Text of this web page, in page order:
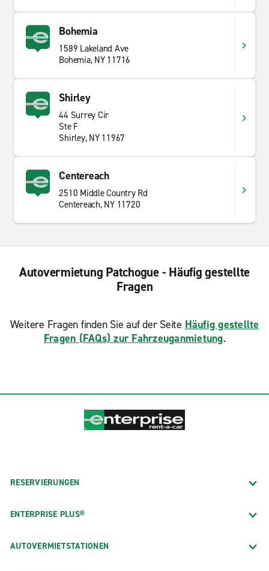
Bohemia
1589 Lakeland Ave
Bohemia, NY 11716
Shirley
44 Surrey Cir
Ste F
Shirley, NY 11967
Centereach
2510 Middle Country Rd
Centereach, NY 11720
Autovermietung Patchogue - Häufig gestellte
Fragen
Weitere Fragen finden Sie auf der Seite Häufig gestellte
Fragen (FAQs) zur Fahrzeuganmietung.
RESERVIERUNGEN
ENTERPRISE PLUS®
AUTOVERMIETSTATIONEN